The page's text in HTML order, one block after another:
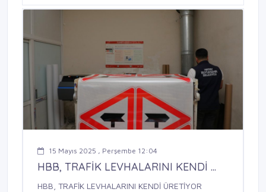
15 Mayıs 2025 , Perşembe 12:04
HBB, TRAFİK LEVHALARINI KENDİ ...
HBB, TRAFİK LEVHALARINI KENDİ ÜRETİYOR